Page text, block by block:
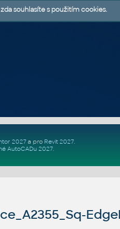
2027a pro Revit 2027.
AutoCADu 2027.
souhlasíte s použitím cookies.